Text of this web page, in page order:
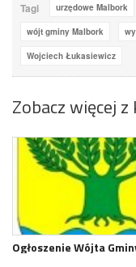
Tagi urzędowe Malbork
wójt gminy Malbork
Wojciech Łukasiewicz
Zobacz więcej
Ogłoszenie Wójta